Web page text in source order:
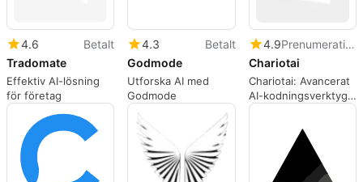
4.6
Betalt
Tradomate
Effektiv AI-lösning
för företag
4.3
Betalt
Godmode
Utforska AI med
Godmode
4.9
Prenumeration
Chariotai
Chariotai: Avancerat
AI-kodningsverktyg
för utvecklare